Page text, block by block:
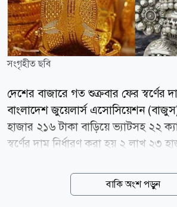
সংগৃহীত ছবি
দেশের বাজারে গত শুক্রবার ফের স্বর্ণের
বাংলাদেশ জুয়েলার্স এসোসিয়েশন
হাজার ২১৬ টাকা বাড়িয়ে ভ্যাটসহ ২২
স্বর্ণের দাম নির্ধারণ করা হয় ২ লাখ ২৩
করে দাম সমন্বয় না হওয়ায় আজ বুধবারও
দামেই বিক্রি হচ্ছে স্বর্ণ। এক বিজ্ঞপ্তিতে
বাকি অংশ পড়ুন